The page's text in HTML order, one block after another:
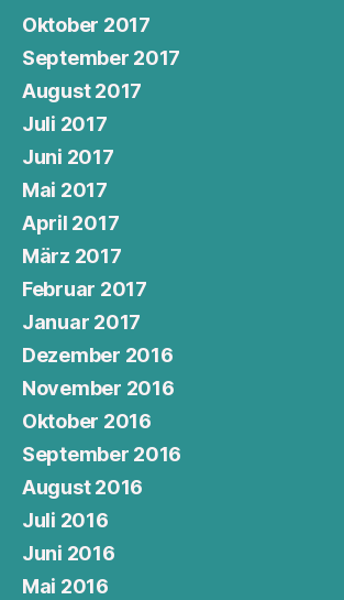
Oktober 2017
September 2017
August 2017
Juli 2017
Juni 2017
Mai 2017
April 2017
März 2017
Februar 2017
Januar 2017
Dezember 2016
November 2016
Oktober 2016
September 2016
August 2016
Juli 2016
Juni 2016
Mai 2016